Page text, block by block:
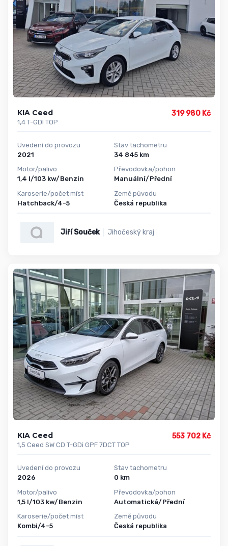
KIA Ceed
1,4 T-GDI TOP
319 980 Kč
Uvedení do provozu
2021
Motor/palivo
1,4 l/103 kw/Benzin
Karoserie/počet míst
Hatchback/4-5
Stav tachometru
34 845 km
Převodovka/pohon
Manuální/Přední
Země původu
Česká republika
Jiří Souček Jihočeský kraj
KIA Ceed
1,5 Ceed SW CD T-GDi GPF 7DCT TOP
553 702 Kč
Uvedení do provozu
2026
Motor/palivo
1,5 l/103 kw/Benzin
Karoserie/počet míst
Kombi/4-5
Stav tachometru
0 km
Převodovka/pohon
Automatická/Přední
Země původu
Česká republika